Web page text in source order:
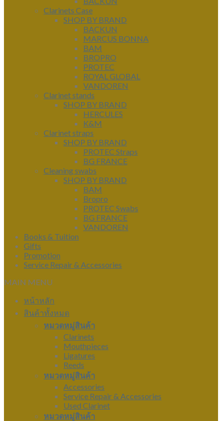
Clarinets Case
SHOP BY BRAND
BACKUN
MARCUS BONNA
BAM
BROPRO
PROTEC
ROYAL GLOBAL
VANDOREN
Clarinet stands
SHOP BY BRAND
HERCULES
K&M
Clarinet straps
SHOP BY BRAND
PROTEC Straps
BG FRANCE
Cleaning swabs
SHOP BY BRAND
BAM
Bropro
PROTEC Swabs
BG FRANCE
VANDOREN
Books & Tuition
Gifts
Promotion
Service Repair & Accessories
MAIN MENU
หน้าหลัก
สินค้าทั้งหมด
หมวดหมู่สินค้า
Clarinets
Mouthpieces
Ligatures
Reeds
หมวดหมู่สินค้า
Accessories
Service Repair & Accessories
Used Clarinet
หมวดหมู่สินค้า